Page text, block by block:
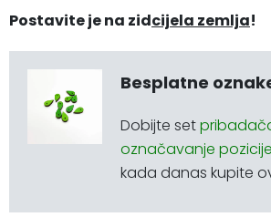
Postavite je na zidcijela zemlja!
Besplatne
Dobijte set
označavanje pozicije
kada danas kupite